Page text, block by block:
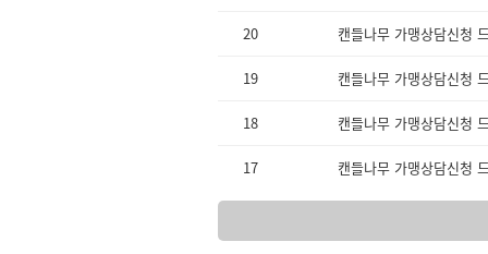
20 캔들나무 가맹상담신청
19 캔들나무 가맹상담신청
18 캔들나무 가맹상담신청
17 캔들나무 가맹상담신청